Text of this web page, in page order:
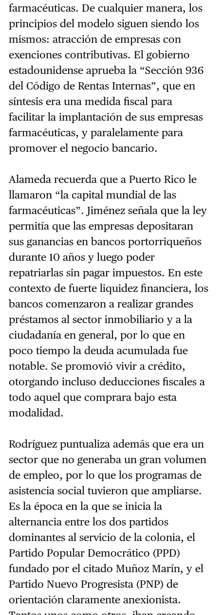
farmacéuticas. De cualquier manera, los
principios del modelo siguen siendo los
mismos: atracción de empresas con
exenciones contributivas. El gobierno
estadounidense aprueba la “Sección 936
del Código de Rentas Internas”, que en
síntesis era una medida fiscal para
facilitar la implantación de sus empresas
farmacéuticas, y paralelamente para
promover el negocio bancario.
Alameda recuerda que a Puerto Rico le
llamaron “la capital mundial de las
farmacéuticas”. Jiménez señala que la ley
permitía que las empresas depositaran
sus ganancias en bancos portorriqueños
durante 10 años y luego poder
repatriarlas sin pagar impuestos. En este
contexto de fuerte liquidez financiera, los
bancos comenzaron a realizar grandes
préstamos al sector inmobiliario y a la
ciudadanía en general, por lo que en
poco tiempo la deuda acumulada fue
notable. Se promovió vivir a crédito,
otorgando incluso deducciones fiscales a
todo aquel que comprara bajo esta
modalidad.
Rodríguez puntualiza además que era un
sector que no generaba un gran volumen
de empleo, por lo que los programas de
asistencia social tuvieron que ampliarse.
Es la época en la que se inicia la
alternancia entre los dos partidos
dominantes al servicio de la colonia, el
Partido Popular Democrático (PPD)
fundado por el citado Muñoz Marín, y el
Partido Nuevo Progresista (PNP) de
orientación claramente anexionista.